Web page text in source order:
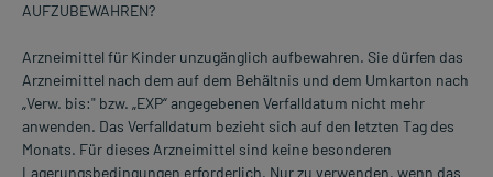
AUFZUBEWAHREN?
Arzneimittel für Kinder unzugänglich aufbewahren. Sie dürfen das
Arzneimittel nach dem auf dem Behältnis und dem Umkarton nach
„Verw. bis:" bzw. „EXP“ angegebenen Verfalldatum nicht mehr
anwenden. Das Verfalldatum bezieht sich auf den letzten Tag des
Monats. Für dieses Arzneimittel sind keine besonderen
Lagerungsbedingungen erforderlich. Nur zu verwenden, wenn das